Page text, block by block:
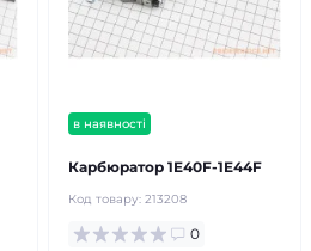
в наявності
Карбюратор 1E40F-1E44F
Код товару: 213208
0